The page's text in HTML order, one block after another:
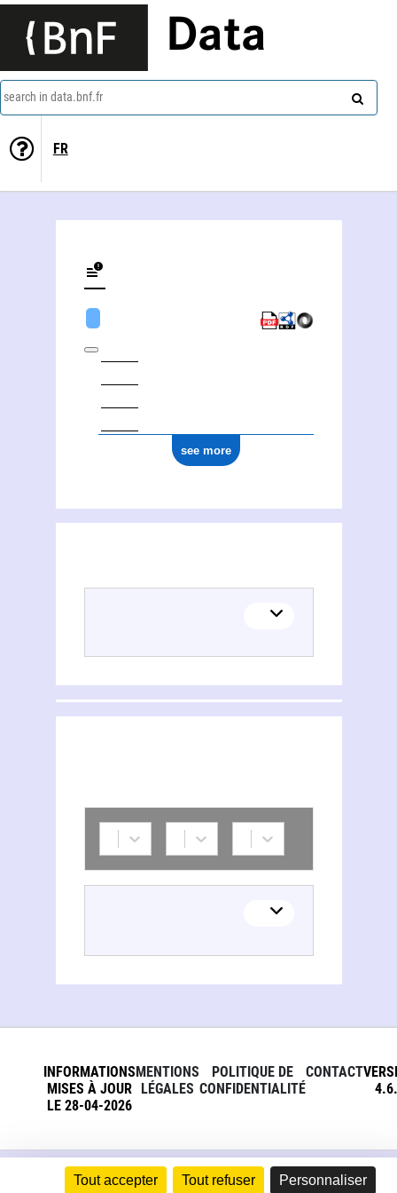
Tout accepter Tout refuser Personnaliser
Data
search in data.bnf.fr
FR
see more
INFORMATIONS
MISES À JOUR
LE 28-04-2026
MENTIONS
LÉGALES
POLITIQUE DE
CONFIDENTIALITÉ
CONTACT